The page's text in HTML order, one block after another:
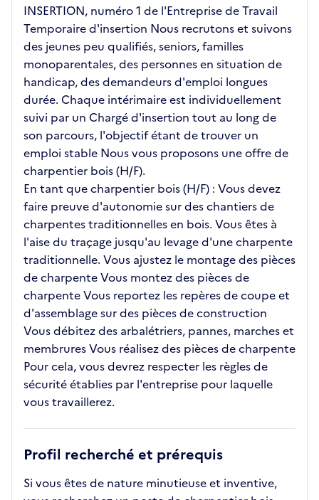
INSERTION, numéro 1 de l'Entreprise de Travail
Temporaire d'insertion Nous recrutons et suivons
des jeunes peu qualifiés, seniors, familles
monoparentales, des personnes en situation de
handicap, des demandeurs d'emploi longues
durée. Chaque intérimaire est individuellement
suivi par un Chargé d'insertion tout au long de
son parcours, l'objectif étant de trouver un
emploi stable Nous vous proposons une offre de
charpentier bois (H/F).
En tant que charpentier bois (H/F) : Vous devez
faire preuve d'autonomie sur des chantiers de
charpentes traditionnelles en bois. Vous êtes à
l'aise du traçage jusqu'au levage d'une charpente
traditionnelle. Vous ajustez le montage des pièces
de charpente Vous montez des pièces de
charpente Vous reportez les repères de coupe et
d'assemblage sur des pièces de construction
Vous débitez des arbalétriers, pannes, marches et
membrures Vous réalisez des pièces de charpente
Pour cela, vous devrez respecter les règles de
sécurité établies par l'entreprise pour laquelle
vous travaillerez.
Profil recherché et prérequis
Si vous êtes de nature minutieuse et inventive,